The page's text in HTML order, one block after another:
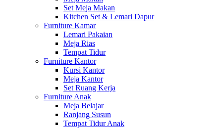
Set Meja Makan
Kitchen Set & Lemari Dapur
Furniture Kamar
Lemari Pakaian
Meja Rias
Tempat Tidur
Furniture Kantor
Kursi Kantor
Meja Kantor
Set Ruang Kerja
Furniture Anak
Meja Belajar
Ranjang Susun
Tempat Tidur Anak